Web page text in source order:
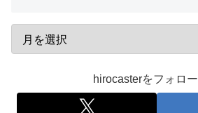
hirocasterをフォロ